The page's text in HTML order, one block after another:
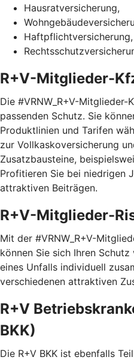
Hausratversicherung,
Haftpflichtversicherung,
R+V-Mitglieder-
Die #VRNW_R+V-
passenden Schutz. Sie
Produktlinien und Tarifen
zur Vollkaskoversicherung
Zusatzbausteine,
Profitieren Sie bei niedrigen
attraktiven Beiträgen.
R+V-Mitglieder-
Mit der #VRNW_R+V-
können Sie sich Ihren
eines Unfalls individuell
verschiedenen attraktiven
R+V
BKK)
Die R+V BKK ist ebenfalls